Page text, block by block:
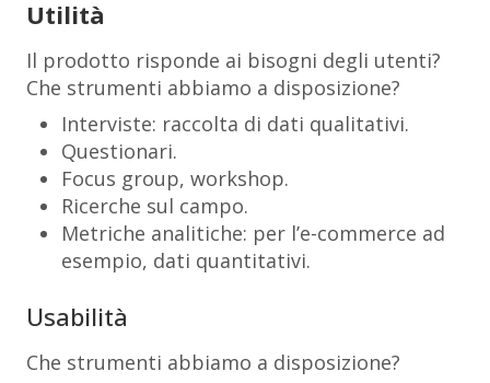
Utilità
Il prodotto risponde ai bisogni degli utenti?
Che strumenti abbiamo a disposizione?
Interviste: raccolta di dati qualitativi.
Questionari.
Focus group, workshop.
Ricerche sul campo.
Metriche analitiche: per l’e-commerce ad
esempio, dati quantitativi.
Usabilità
Che strumenti abbiamo a disposizione?